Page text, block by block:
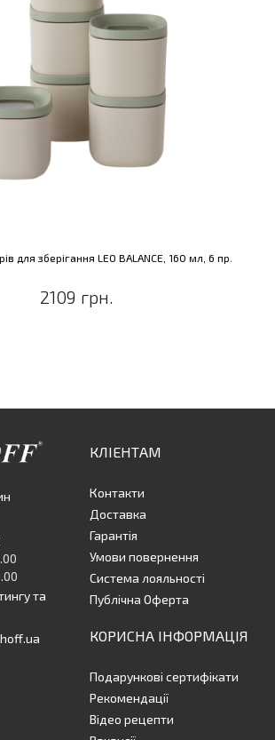
для зберігання LEO BALANCE, 160 мл, 6 пр.
2109 грн.
та
КЛІЕНТАМ
Контакти
Доставка
Гарантія
Умови повернення
Система лояльності
Публічна Оферта
КОРИСНА ІНФОРМАЦІЯ
Подарункові сертифікати
Рекомендації
Відео рецепти